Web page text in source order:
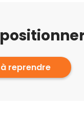
reprendre